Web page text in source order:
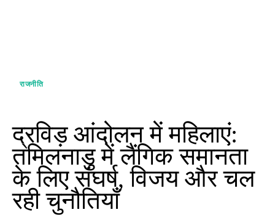
राजनीति
द्रविड़ आंदोलन में महिलाएं:
तमिलनाडु में लैंगिक समानता
के लिए संघर्ष, विजय और चल
रही चुनौतियाँ